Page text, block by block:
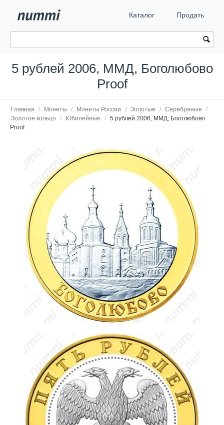
Каталог Продать
5 рублей 2006, ММД, Боголюбово
Proof
Главная / Монеты / Монеты России / Золотые / Серебряные
/
Золотое кольцо
/ Юбилейные / 5 рублей 2006, ММД, Боголюбово
Proof